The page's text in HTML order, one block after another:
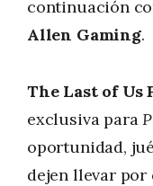
continuación
Allen Gaming.
The Last of Us
exclusiva para
oportunidad,
dejen llevar por